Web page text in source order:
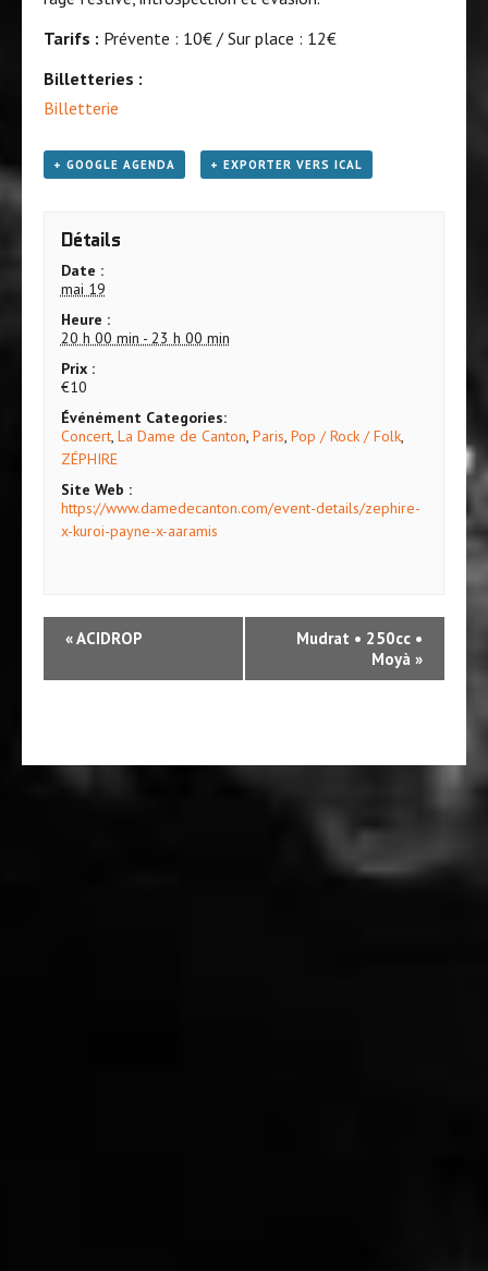
Tarifs : Prévente : 10€ / Sur place : 12€
Billetteries :
Billetterie
+ GOOGLE AGENDA + EXPORTER VERS ICAL
Détails
Date :
mai 19
Heure :
20 h 00 min - 23 h 00 min
Prix :
€10
Événément Categories:
Concert, La Dame de Canton, Paris, Pop / Rock / Folk,
ZÉPHIRE
Site Web :
https://www.damedecanton.com/event-details/zephire-
x-kuroi-payne-x-aaramis
g
«ACIDROP
Mudrat • 250cc •
Moyà »